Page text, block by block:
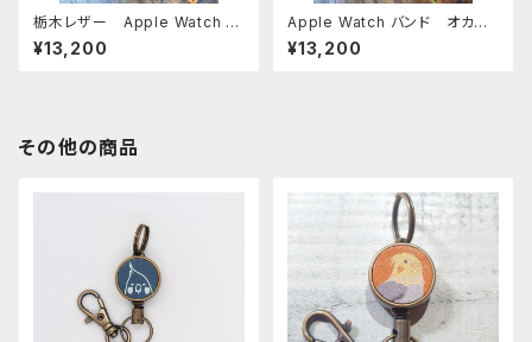
栃木レザー Apple Watch バ
ンド オカメインコ 2羽 キャ
メル アップルウォッチバンド
¥13,200
Apple Watch バンド オカメ
インコ 2羽 グリーン × ター
タンチェック アップルウォッチ
¥13,200
その他の商品